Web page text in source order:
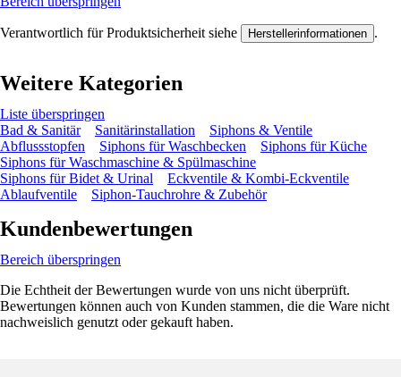
Verantwortlich für Produktsicherheit siehe Herstellerinformationen .
Weitere Kategorien
Liste überspringen
Bad & Sanitär
Sanitärinstallation
Siphons & Ventile
Abflussstopfen
Siphons für Waschbecken
Siphons für Küche
Siphons für Waschmaschine & Spülmaschine
Siphons für Bidet & Urinal
Eckventile & Kombi-Eckventile
Ablaufventile
Siphon-Tauchrohre & Zubehör
Kundenbewertungen
Bereich überspringen
Die Echtheit der Bewertungen wurde von uns nicht überprüft.
Bewertungen können auch von Kunden stammen, die die Ware nicht
nachweislich genutzt oder gekauft haben.